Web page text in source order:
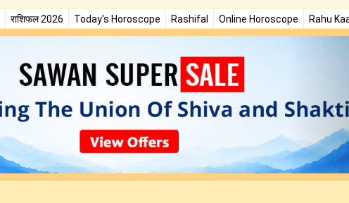
राशिफल 2026 Today's Horoscope Rashifal Online Horoscope Rahu